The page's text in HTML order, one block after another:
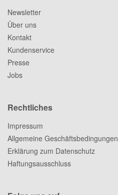
Newsletter
Über uns
Kontakt
Kundenservice
Presse
Jobs
Rechtliches
Impressum
Allgemeine Geschäftsbedingungen
Erklärung zum Datenschutz
Haftungsausschluss